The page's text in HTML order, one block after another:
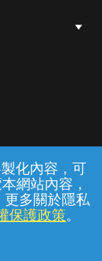
化內容，可
網站內容，
更多關於隱私
保護政策。
隱私權保護
分公司